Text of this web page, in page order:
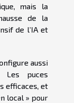
mais la
de la
de l’IA et
aussi
Les puces
efficaces, et
local » pour